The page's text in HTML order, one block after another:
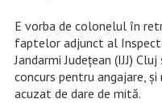
E vorba de colonelul în
faptelor adjunct al
Jandarmi Județean (IJJ)
concurs pentru angajare,
acuzat de dare de mită.